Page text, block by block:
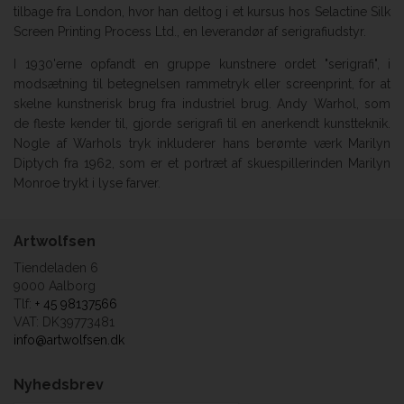
tilbage fra London, hvor han deltog i et kursus hos Selactine Silk
Screen Printing Process Ltd., en leverandør af serigrafiudstyr.
I 1930'erne opfandt en gruppe kunstnere ordet "serigrafi", i
modsætning til betegnelsen rammetryk eller screenprint, for at
skelne kunstnerisk brug fra industriel brug. Andy Warhol, som
de fleste kender til, gjorde serigrafi til en anerkendt kunstteknik.
Nogle af Warhols tryk inkluderer hans berømte værk Marilyn
Diptych fra 1962, som er et portræt af skuespillerinden Marilyn
Monroe trykt i lyse farver.
Artwolfsen
Tiendeladen 6
9000 Aalborg
Tlf: + 45 98137566
VAT: DK39773481
info@artwolfsen.dk
Nyhedsbrev